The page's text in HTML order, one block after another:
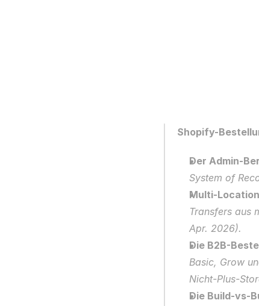
Shopify-
Der Admin-
System of
Multi-
Transfers aus
Apr. 2026).
Die B2B-
Basic, Grow
Nicht-Plus-
Die Build-vs-